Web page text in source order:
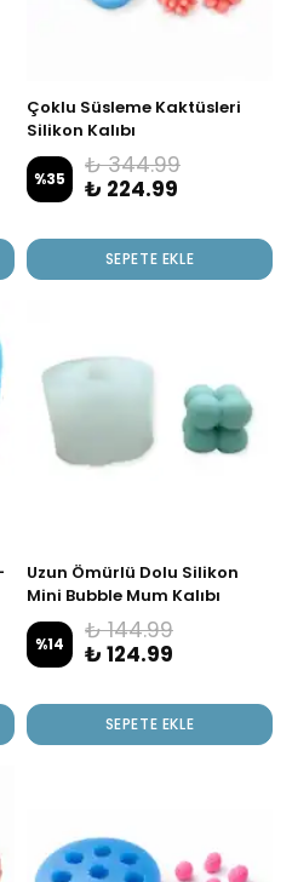
Çoklu Süsleme Kaktüsleri
Silikon Kalıbı
%35
₺ 344.99
₺ 224.99
SEPETE EKLE
Uzun Ömürlü Dolu Silikon
Mini Bubble Mum Kalıbı
%14
₺ 144.99
₺ 124.99
SEPETE EKLE